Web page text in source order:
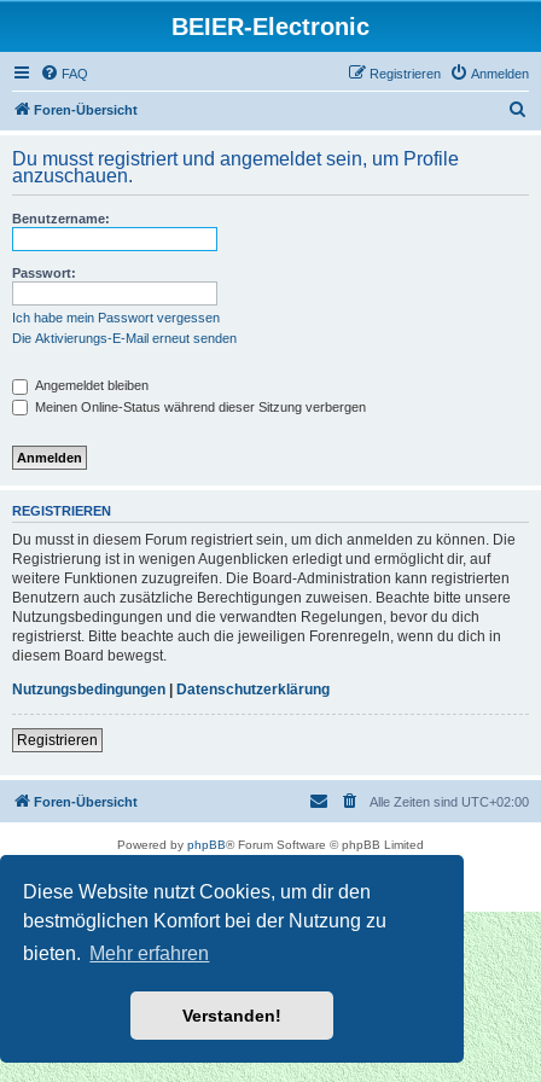
Diese Website nutzt Cookies, um dir den
bestmöglichen Komfort bei der Nutzung zu
bieten. Mehr erfahren
Verstanden!
BEIER-Electronic
FAQ Anmelden
Registrieren
Foren-Übersicht
h
Du musst registriert und angemeldet sein, um Profile
anzuschauen.
Benutzername:
Passwort:
Ich habe mein Passwort vergessen
Die Aktivierungs-E-Mail erneut senden
Angemeldet bleiben
Meinen Online-Status während dieser Sitzung verbergen
REGISTRIEREN
Du musst in diesem Forum registriert sein, um dich anmelden zu können. Die
Registrierung ist in wenigen Augenblicken erledigt und ermöglicht dir, auf
weitere Funktionen zuzugreifen. Die Board-Administration kann registrierten
Benutzern auch zusätzliche Berechtigungen zuweisen. Beachte bitte unsere
Nutzungsbedingungen und die verwandten Regelungen, bevor du dich
registrierst. Bitte beachte auch die jeweiligen Forenregeln, wenn du dich in
diesem Board bewegst.
Nutzungsbedingungen | Datenschutzerklärung
Registrieren
Foren-Übersicht Alle Zeiten sind UTC+02:00
Powered by phpBB® Forum Software © phpBB Limited
Datenschutz|Nutzungsbedingungen